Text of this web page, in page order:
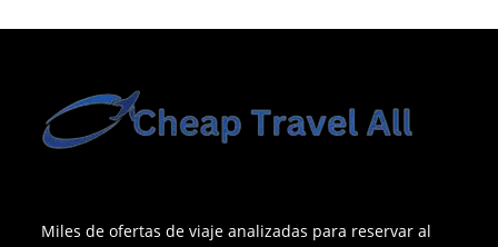
Miles de ofertas de viaje analizadas para reservar al